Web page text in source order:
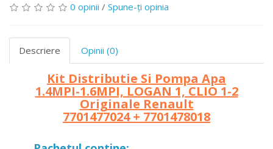
0 opinii / Spune-ţi opinia
Descriere Opinii (0)
Kit Distributie Si Pompa Apa
1.4MPI-1.6MPI, LOGAN 1, CLIO 1-2
Originale Renault
7701477024 + 7701478018